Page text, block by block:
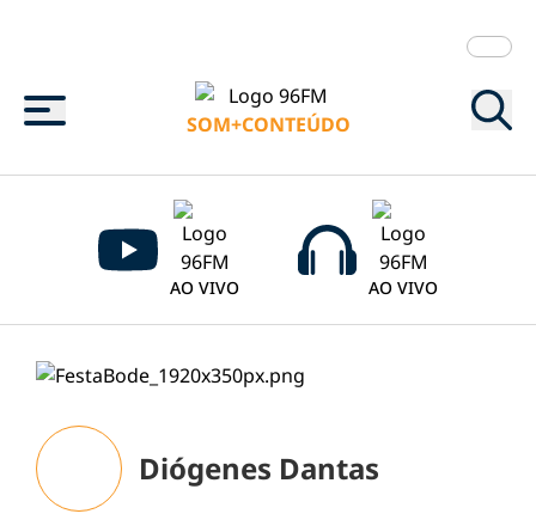
Menu
SOM+CONTEÚDO
AO VIVO AO VIVO
Diógenes Dantas